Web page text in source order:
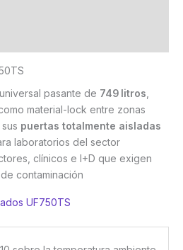
pasante de 749 litros
material-lock entre zonas
puertas totalmente aisladas
laboratorios del sector
clínicos e I+D que exigen
contaminación